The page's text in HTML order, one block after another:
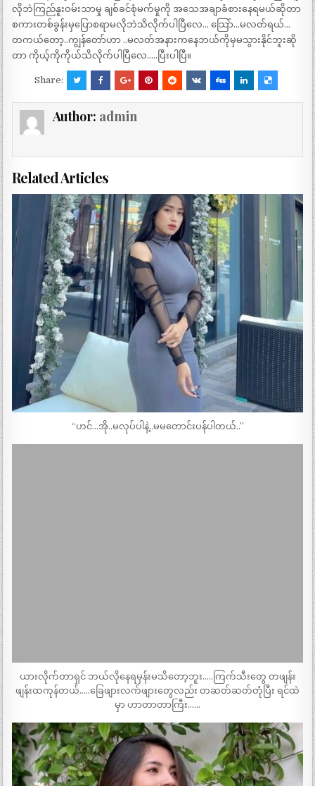
လိုဘဲကြည်နူးဝမ်းသာမှု ချစ်ခင်စုံမက်မှုကို အသေအချာခံစားနေရမယ်ဆိုတာ
စကားတစ်ခွန်းမှပြောစရာမလိုဘဲသိလိုက်ပါပြီလေ… သြော်…မလတ်ရယ်…
တကယ်တော့..ကျွန်တော်ဟာ ..မလတ်အနားကနေဘယ်ကိုမှမသွားနိုင်ဘူးဆို
တာ ကိုယ့်ကိုကိုယ်သိလိုက်ပါပြီလေ…..ပြီးပါပြီ။
Share:
Author: admin
Related Articles
“ဟင်…အို..မလုပ်ပါနဲ့..မမတောင်းပန်ပါတယ်..”
ယားလိုက်တာရှင် ဘယ်လိုနေရမှန်းမသိတော့ဘူး…..ကြက်သီးတွေ တဖျန်း
ဖျန်းထကုန်တယ်…..ခြေဖျားလက်ဖျားတွေလည်း တဆတ်ဆတ်တုံပြီး ရင်ထဲ
မှာ ဟာတာတာကြီး……